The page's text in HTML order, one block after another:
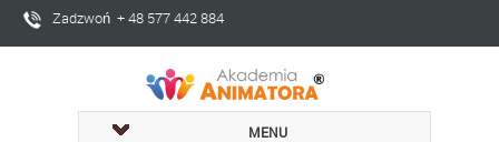
Zadzwoń + 48 577 442 884
MENU